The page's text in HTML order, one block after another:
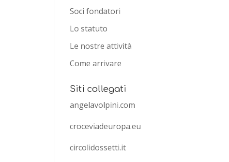
Soci fondatori
Lo statuto
Le nostre attività
Come arrivare
Siti collegati
angelavolpini.com
croceviadeuropa.eu
circolidossetti.it